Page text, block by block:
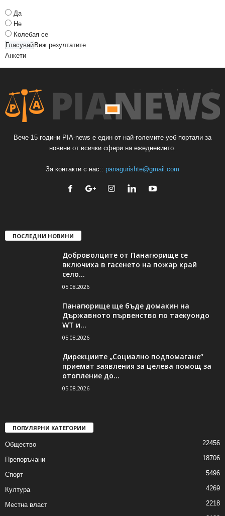
Да
Не
Колебая се
Виж резултатите
Анкети
Вече 15 години PIA-news е един от най-големите уеб портали за
новини от всички сфери на ежедневието.
За контакти с нас:: panagurishte@gmail.com
ПОСЛЕДНИ НОВИНИ
Доброволците от Панагюрище се
включиха в гасенето на пожар край
село...
05.08.2026
Панагюрище ще бъде домакин на
Държавното първенство по таекуондо
WT и...
05.08.2026
Дирекциите „Социално подпомагане“
приемат заявления за целева помощ за
отопление до...
05.08.2026
ПОПУЛЯРНИ КАТЕГОРИИ
Общество 22456
Препоръчани 18706
Спорт 5496
Култура 4269
Местна власт 2218